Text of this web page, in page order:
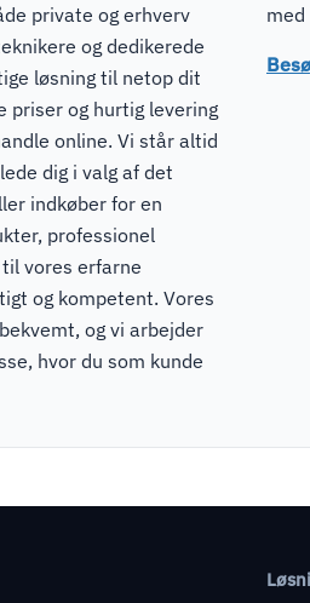
private og erhverv
og dedikerede
løsning til netop dit
priser og hurtig levering
online. Vi står altid
dig i valg af det
indkøber for en
professionel
vores erfarne
og kompetent. Vores
og vi arbejder
hvor du som kunde